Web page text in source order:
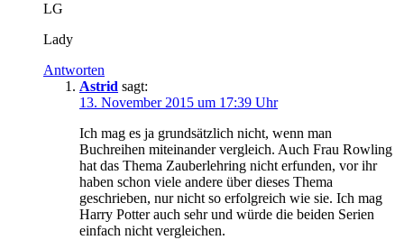
LG
Lady
Antworten
Astrid sagt:
13. November 2015 um 17:39 Uhr
Ich mag es ja grundsätzlich nicht, wenn man
Buchreihen miteinander vergleich. Auch Frau Rowling
hat das Thema Zauberlehring nicht erfunden, vor ihr
haben schon viele andere über dieses Thema
geschrieben, nur nicht so erfolgreich wie sie. Ich mag
Harry Potter auch sehr und würde die beiden Serien
einfach nicht vergleichen.